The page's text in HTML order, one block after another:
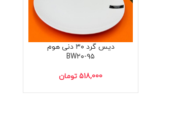
دیس گرد ۳۰ دنی هوم
BW۲۰-۹۵
518,000 تومان